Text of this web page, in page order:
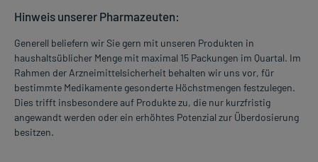
Hinweis unserer Pharmazeuten:
Generell beliefern wir Sie gern mit unseren Produkten in
haushaltsüblicher Menge mit maximal 15 Packungen im Quartal. Im
Rahmen der Arzneimittelsicherheit behalten wir uns vor, für
bestimmte Medikamente gesonderte Höchstmengen festzulegen.
Dies trifft insbesondere auf Produkte zu, die nur kurzfristig
angewandt werden oder ein erhöhtes Potenzial zur Überdosierung
besitzen.